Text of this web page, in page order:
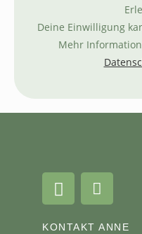
Deine Einwilligung
Mehr
KONTAKT ANNE